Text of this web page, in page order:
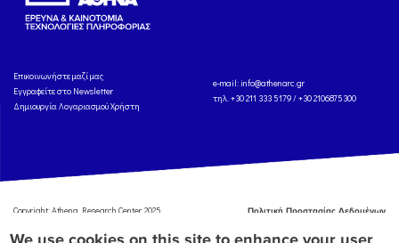
Eπικοινωνήστε μαζί μας
Εγγραφείτε στο Newsletter
Δημιουργία Λογαριασμού Χρήστη
e-mail: info@athenarc.gr
τηλ. +30 211 333 5179 / +30 2106875300
Copyright: Athena Research Center, 2025
Πολιτική Προστασίας Δεδομένων